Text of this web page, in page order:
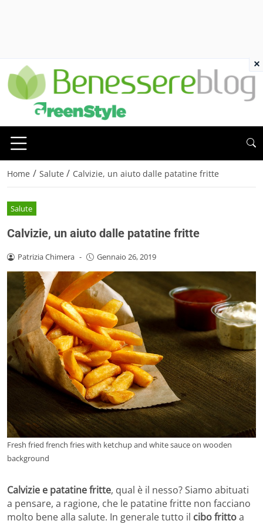
Home / Salute / Calvizie, un aiuto dalle patatine fritte
Salute
Calvizie, un aiuto dalle patatine fritte
Patrizia Chimera - Gennaio 26, 2019
Fresh fried french fries with ketchup and white sauce on wooden
background
Calvizie e patatine fritte, qual è il nesso? Siamo abituati
a pensare, a ragione, che le patatine fritte non facciano
molto bene alla salute. In generale tutto il cibo frittoa
×